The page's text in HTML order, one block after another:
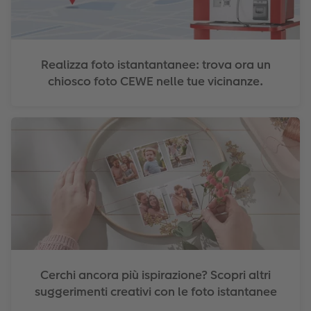
Realizza foto istantantanee: trova ora un
chiosco foto CEWE nelle tue vicinanze.
Cerchi ancora più ispirazione? Scopri altri
suggerimenti creativi con le foto istantanee